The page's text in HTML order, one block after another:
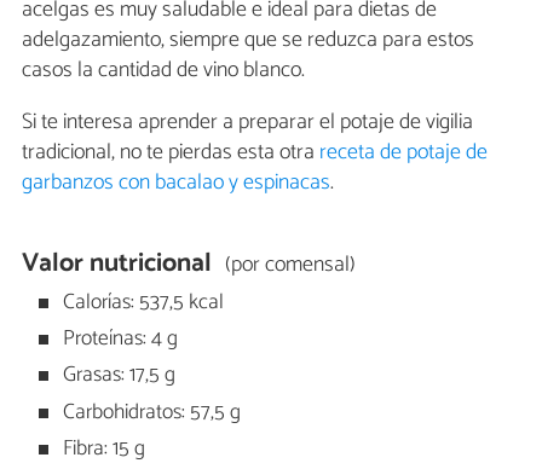
acelgas es muy saludable e ideal para dietas de
adelgazamiento, siempre que se reduzca para estos
casos la cantidad de vino blanco.
Si te interesa aprender a preparar el potaje de vigilia
tradicional, no te pierdas esta otra receta de potaje de
garbanzos con bacalao y espinacas.
Valor nutricional (por comensal)
Calorías: 537,5 kcal
Proteínas: 4 g
Grasas: 17,5 g
Carbohidratos: 57,5 g
Fibra: 15 g